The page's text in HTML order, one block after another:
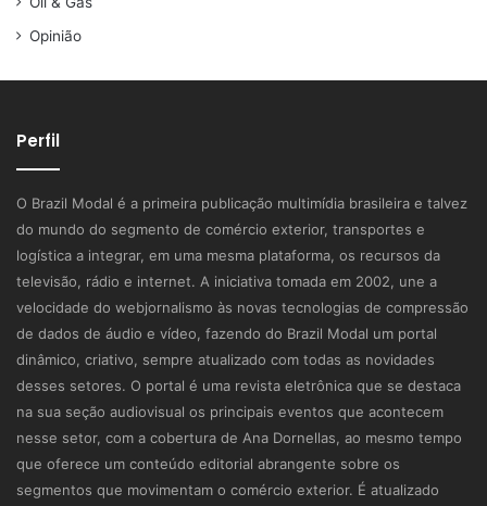
Opinião
Perfil
O Brazil Modal é a primeira publicação multimídia brasileira e talvez
do mundo do segmento de comércio exterior, transportes e
logística a integrar, em uma mesma plataforma, os recursos da
televisão, rádio e internet. A iniciativa tomada em 2002, une a
velocidade do webjornalismo às novas tecnologias de compressão
de dados de áudio e vídeo, fazendo do Brazil Modal um portal
dinâmico, criativo, sempre atualizado com todas as novidades
desses setores. O portal é uma revista eletrônica que se destaca
na sua seção audiovisual os principais eventos que acontecem
nesse setor, com a cobertura de Ana Dornellas, ao mesmo tempo
que oferece um conteúdo editorial abrangente sobre os
segmentos que movimentam o comércio exterior. É atualizado